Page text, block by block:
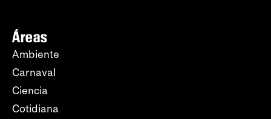
Áreas
Ambiente
Carnaval
Ciencia
Cotidiana